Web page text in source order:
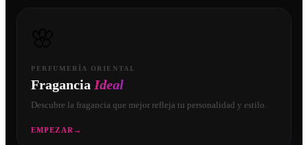
PERFUMERÍA ORIENTAL
Fragancia Ideal
Descubre la fragancia que mejor refleja tu personalidad y estilo.
EMPEZAR →